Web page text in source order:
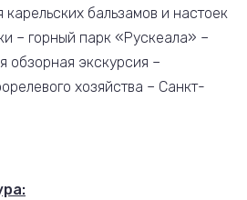
бальзамов и настоек
– горный парк «Рускеала» –
обзорная экскурсия –
хозяйства – Санкт-